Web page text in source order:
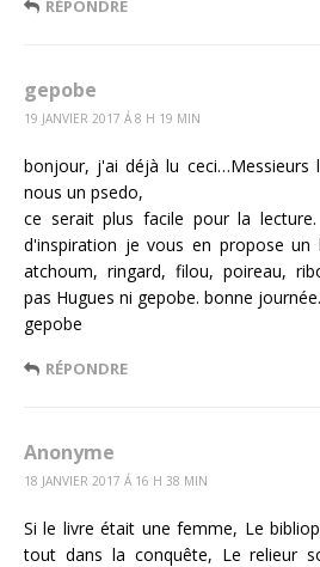
RÉPONDRE
gepobe
19 JANVIER 2017 Á 8 H 19 MIN
bonjour, j'ai déjà lu ceci…Messieurs
nous un psedo,
ce serait plus facile pour la
d'inspiration je vous en propose
atchoum, ringard, filou, poireau,
pas Hugues ni gepobe. bonne journée.
gepobe
RÉPONDRE
Anonyme
18 JANVIER 2017 Á 16 H 38 MIN
Si le livre était une femme, Le
tout dans la conquête, Le relieur